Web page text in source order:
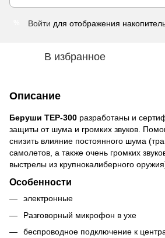
Войти для отображения
В избранное
Описание
Беруши TEP-300 разработаны и
защиты от шума и громких звуков.
снизить влияние постоянного шума
самолетов, а также очень громких
выстрелы из крупнокалиберного
Особенности
электронные
Разговорный микрофон в ухе
беспроводное подключение к